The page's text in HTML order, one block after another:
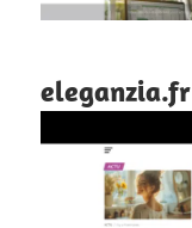
eleganzia.fr